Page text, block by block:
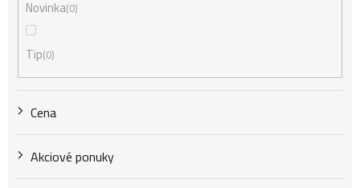
e
p
Novinka 0
Tip 0
Cena
Akciové ponuky